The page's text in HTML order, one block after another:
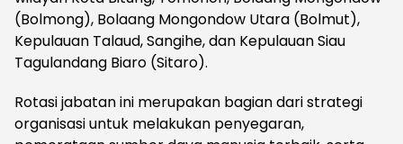
(Bolmong), Bolaang Mongondow Utara (Bolmut),
Kepulauan Talaud, Sangihe, dan Kepulauan Siau
Tagulandang Biaro (Sitaro).
Rotasi jabatan ini merupakan bagian dari strategi
organisasi untuk melakukan penyegaran,